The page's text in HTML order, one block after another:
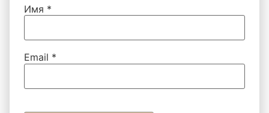
Имя *
Email *